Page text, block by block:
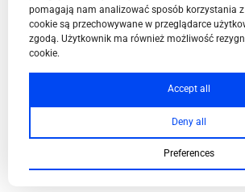
BPN-T Area
BPN-T Offer
pomagają nam analizować sposób korzystania z
cookie są przechowywane w przeglądarce
zgodą. Użytkownik ma również możliwość
cookie.
Accept all
Deny all
Preferences